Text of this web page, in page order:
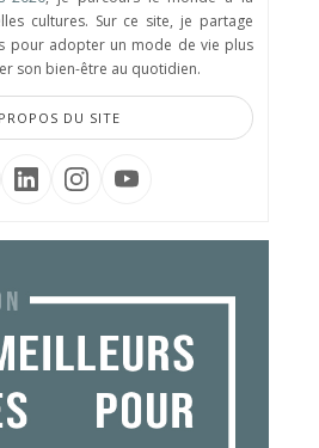
cultures. Sur ce site, je partage
pour adopter un mode de vie plus
son bien-être au quotidien.
DU SITE